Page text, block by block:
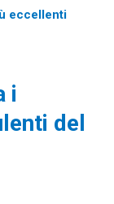
eccellenti
i
del